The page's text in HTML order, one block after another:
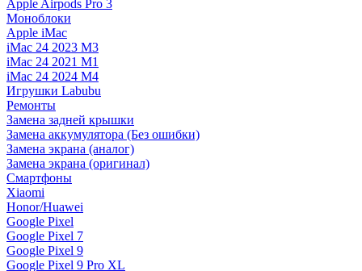
Apple Airpods Pro 3
Моноблоки
Apple iMac
iMac 24 2023 M3
iMac 24 2021 M1
iMac 24 2024 M4
Игрушки Labubu
Ремонты
Замена задней крышки
Замена аккумулятора (Без ошибки)
Замена экрана (аналог)
Замена экрана (оригинал)
Смартфоны
Xiaomi
Honor/Huawei
Google Pixel
Google Pixel 7
Google Pixel 9
Google Pixel 9 Pro XL